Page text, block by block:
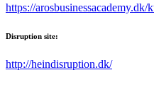
https://
Disruption site:
http://heindisruption.dk/